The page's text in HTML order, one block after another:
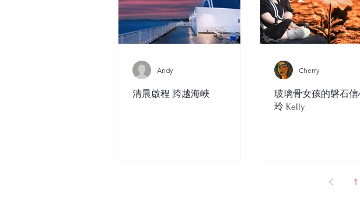
清晨啟程 跨越海峽
Andy
玻璃骨女孩的磐石信
玲 Kelly
Cherry
1